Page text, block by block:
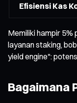
Efisiensi Kas
Memiliki hampir
layanan staking,
yield engine":
Bagaimana